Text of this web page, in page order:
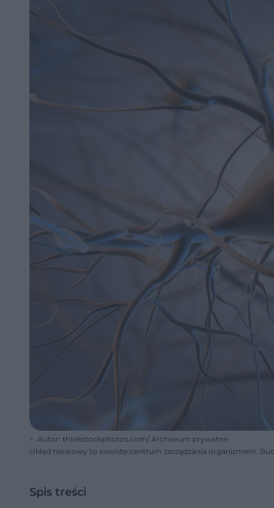
Autor: thinkstockphotos.com/ Archiwum prywatne
Układ nerwowy to swoiste centrum zarządzania organizmem.
Spis treści